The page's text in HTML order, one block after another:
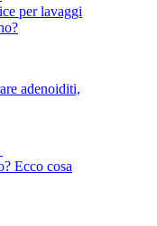
per lavaggi
adenoiditi,
Ecco cosa